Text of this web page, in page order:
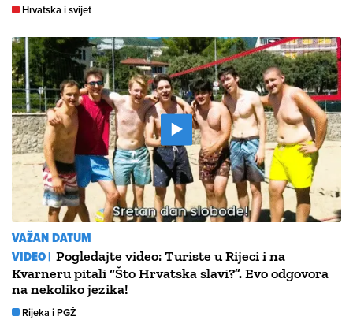
Hrvatska i svijet
VAŽAN DATUM
VIDEO | Pogledajte video: Turiste u Rijeci i na
Kvarneru pitali “Što Hrvatska slavi?”. Evo odgovora
na nekoliko jezika!
Rijeka i PGŽ